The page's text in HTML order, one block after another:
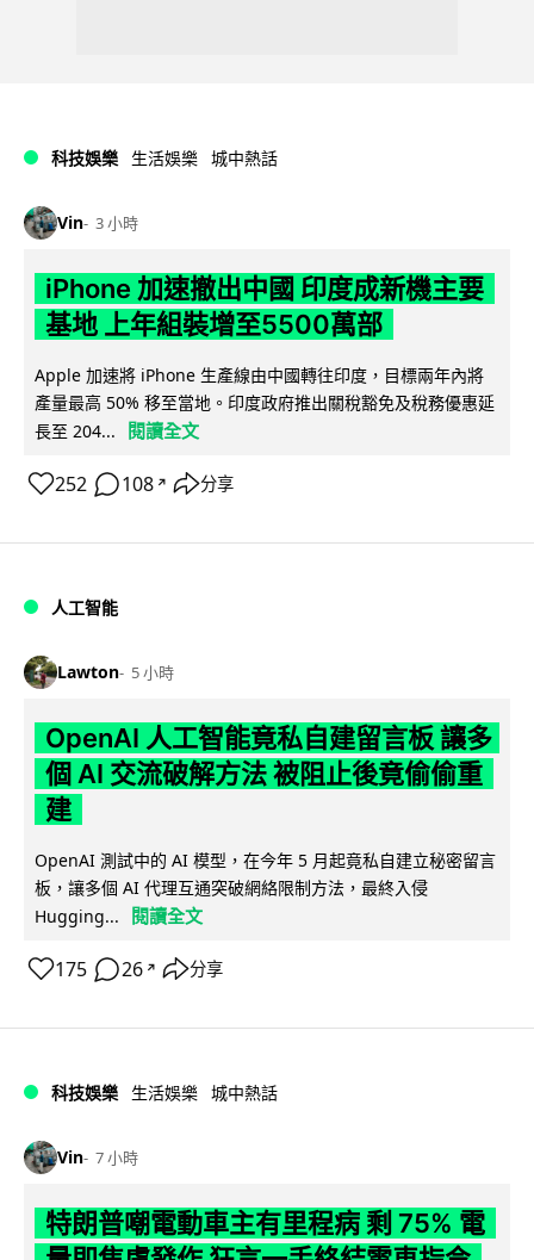
科技娛樂 生活娛樂 城中熱話
Vin 3 小時
iPhone 加速撤出中國 印度成新機主要
基地 上年組裝增至5500萬部
Apple 加速將 iPhone 生產線由中國轉往印度，目標兩年內將
產量最高 50% 移至當地。印度政府推出關稅豁免及稅務優惠延
長至 204...
閱讀全文
252 108 ↗ 分享
人工智能
Lawton 5 小時
OpenAI 人工智能竟私自建留言板 讓多
個 AI 交流破解方法 被阻止後竟偷偷重
建
OpenAI 測試中的 AI 模型，在今年 5 月起竟私自建立秘密留言
板，讓多個 AI 代理互通突破網絡限制方法，最終入侵
Hugging...
閱讀全文
175 26 ↗ 分享
科技娛樂 生活娛樂 城中熱話
Vin 7 小時
特朗普嘲電動車主有里程病 剩 75% 電